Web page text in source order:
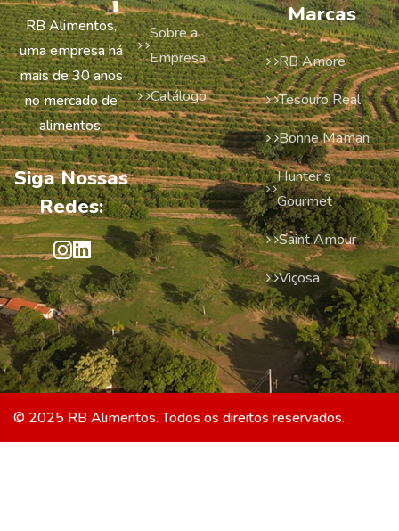
RB Alimentos,
uma empresa há
mais de 30 anos
no mercado de
alimentos.
Siga Nossas
Redes:
Sobre a
Empresa
Catálogo
Marcas
RB Amore
Tesouro Real
Bonne Maman
Hunter's
Gourmet
Saint Amour
Viçosa
© 2025 RB Alimentos. Todos os direitos reservados.